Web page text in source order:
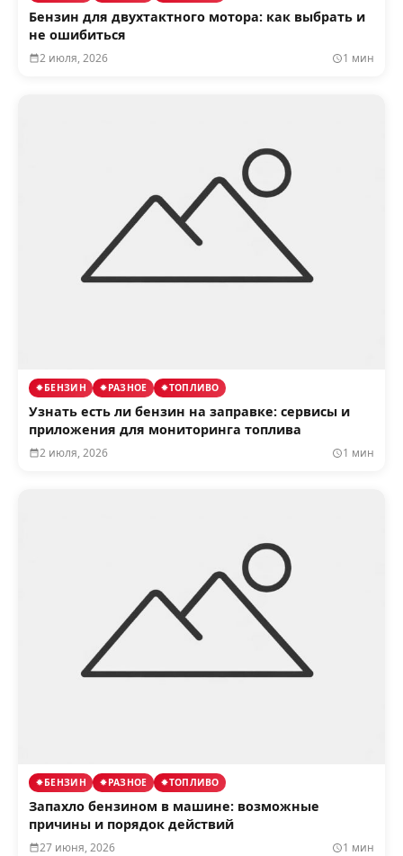
Бензин для двухтактного мотора: как выбрать и
не ошибиться
2 июля, 2026 1 мин
БЕНЗИН РАЗНОЕ ТОПЛИВО
Узнать есть ли бензин на заправке: сервисы и
приложения для мониторинга топлива
2 июля, 2026 1 мин
БЕНЗИН РАЗНОЕ ТОПЛИВО
Запахло бензином в машине: возможные
причины и порядок действий
27 июня, 2026 1 мин